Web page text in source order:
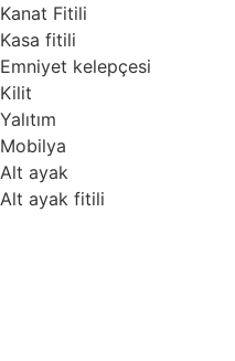
Kanat Fitili
Kasa fitili
Emniyet kelepçesi
Kilit
Yalıtım
Mobilya
Alt ayak
Alt ayak fitili